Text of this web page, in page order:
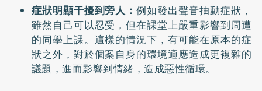
症狀明顯干擾到旁人：例如發出聲音抽動症狀，
雖然自己可以忍受，但在課堂上嚴重影響到周遭
的同學上課。這樣的情況下，有可能在原本的症
狀之外，對於個案自身的環境適應造成更複雜的
議題，進而影響到情緒，造成惡性循環。